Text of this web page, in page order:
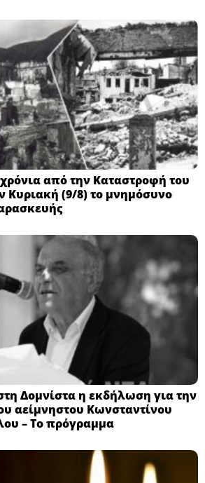
από την Καταστροφή του
Κυριακή (9/8) το μνημόσυνο
Δομνίστα η εκδήλωση για την
αείμνηστου Κωνσταντίνου
– Το πρόγραμμα